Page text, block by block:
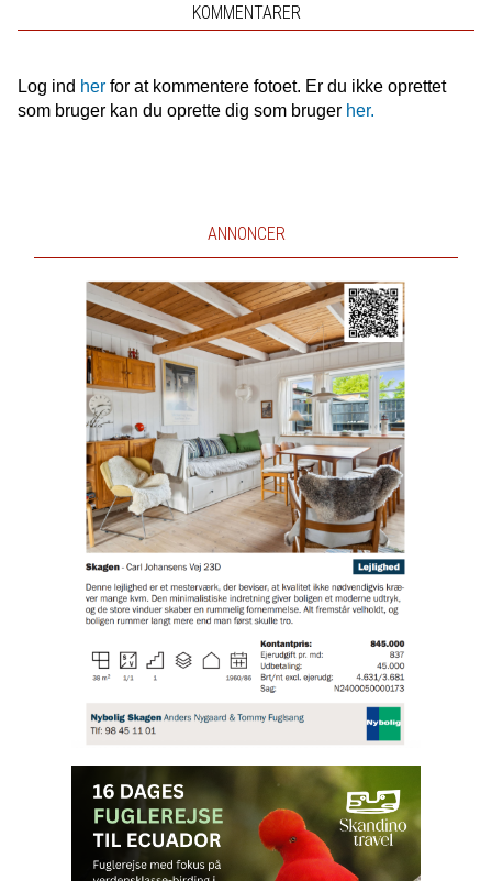
KOMMENTARER
Log ind herfor at kommentere fotoet. Er du ikke oprettet
som bruger kan du oprette dig som bruger her.
ANNONCER